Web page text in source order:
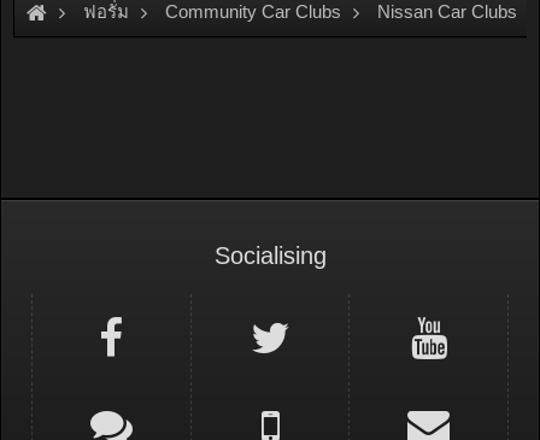
ฟอรั่ม Community Car Clubs Nissan Car Clubs
Socialising